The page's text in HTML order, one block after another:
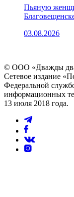
Пьяную
03.08.2026
© ООО «Дважды
Сетевое издание
Федеральной
информационных
13 июля 2018 года.